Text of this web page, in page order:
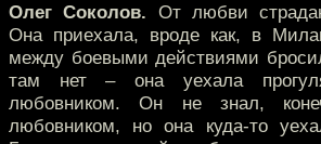
Олег Соколов. От любви
Она приехала, вроде как, в
между боевыми действиями
там нет – она уехала
любовником. Он не знал,
любовником, но она куда-то